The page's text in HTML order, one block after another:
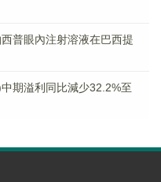
普眼內注射溶液在巴西提
期溢利同比減少32.2%至